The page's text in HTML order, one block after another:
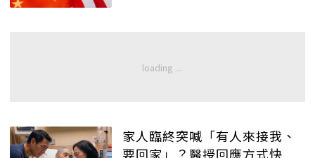
家人臨終突喊「有人來接我、
要回家」？醫授回應方式快